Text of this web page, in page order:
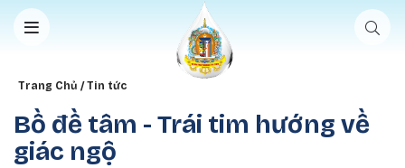
Nhảy đến nội dung
Breadcrumb
Trang Chủ Tin tức
Bồ đề tâm - Trái tim hướng về
giác ngộ